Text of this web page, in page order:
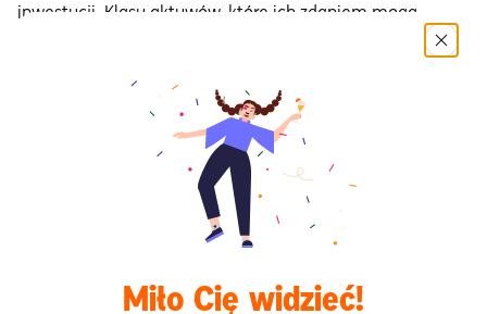
inwestycji. Klasy aktywów, które ich zdaniem mogą
procentowych to na przykład surowce i obligacje o
zmiennym oprocentowaniu. Ale elementem dobrze
zdywersyfikowanego portfela, przygotowanego na różne
scenariusze rynkowe, mogą być również akcje czy
obligacje o stałym oprocentowaniu.
Miło Cię widzieć!